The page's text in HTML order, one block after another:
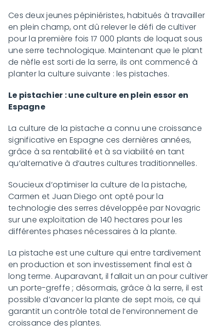
Ces deux jeunes pépiniéristes, habitués à travailler
en plein champ, ont dû relever le défi de cultiver
pour la première fois 17 000 plants de loquat sous
une serre technologique. Maintenant que le plant
de nèfle est sorti de la serre, ils ont commencé à
planter la culture suivante : les pistaches.
Le pistachier : une culture en plein essor en
Espagne
La culture de la pistache a connu une croissance
significative en Espagne ces dernières années,
grâce à sa rentabilité et à sa viabilité en tant
qu’alternative à d’autres cultures traditionnelles.
Soucieux d’optimiser la culture de la pistache,
Carmen et Juan Diego ont opté pour la
technologie des serres développée par Novagric
sur une exploitation de 140 hectares pour les
différentes phases nécessaires à la plante.
La pistache est une culture qui entre tardivement
en production et son investissement final est à
long terme. Auparavant, il fallait un an pour cultiver
un porte-greffe ; désormais, grâce à la serre, il est
possible d’avancer la plante de sept mois, ce qui
garantit un contrôle total de l’environnement de
croissance des plantes.